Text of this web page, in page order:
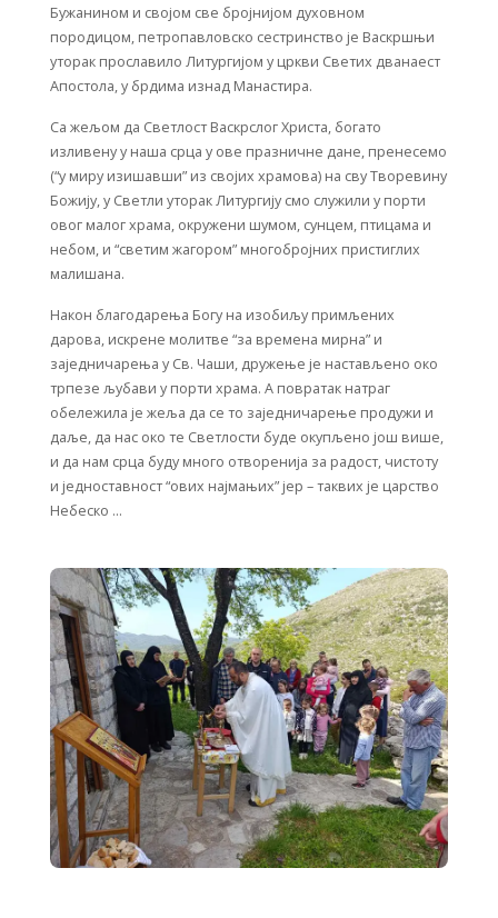
Бужанином и својом све бројнијом духовном
породицом, петропавловско сестринство је Васкршњи
уторак прославило Литургијом у цркви Светих дванаест
Апостола, у брдима изнад Манастира.
Са жељом да Светлост Васкрслог Христа, богато
изливену у наша срца у ове празничне дане, пренесемо
(“у миру изишавши” из својих храмова) на сву Творевину
Божију, у Светли уторак Литургију смо служили у порти
овог малог храма, окружени шумом, сунцем, птицама и
небом, и “светим жагором” многобројних пристиглих
малишана.
Након благодарења Богу на изобиљу примљених
дарова, искрене молитве “за времена мирна” и
заједничарења у Св. Чаши, дружење је настављено око
трпезе љубави у порти храма. А повратак натраг
обележила је жеља да се то заједничарење продужи и
даље, да нас око те Светлости буде окупљено још више,
и да нам срца буду много отворенија за радост, чистоту
и једноставност “ових најмањих” јер – таквих је царство
Небеско …